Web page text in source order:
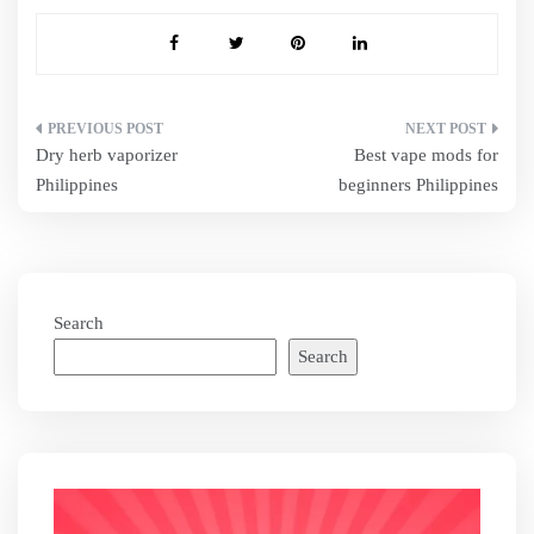
Post
navigation
Dry herb vaporizer
Philippines
Best vape mods for
beginners Philippines
Search
Search